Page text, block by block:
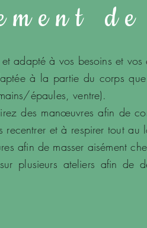
adapté à vos besoins et vos
à la partie du corps
épaules, ventre).
des manœuvres afin de
recentrer et à respirer tout
afin de masser aisément
plusieurs ateliers afin de